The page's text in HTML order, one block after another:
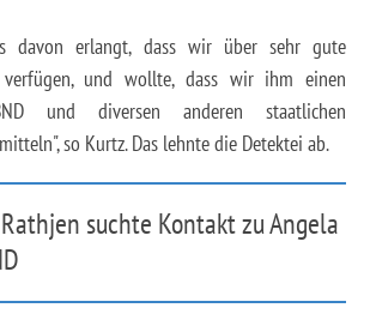
davon erlangt, dass wir über sehr gute
verfügen, und wollte, dass wir ihm einen
und diversen anderen staatlichen
so Kurtz. Das lehnte die Detektei ab.
suchte Kontakt zu Angela